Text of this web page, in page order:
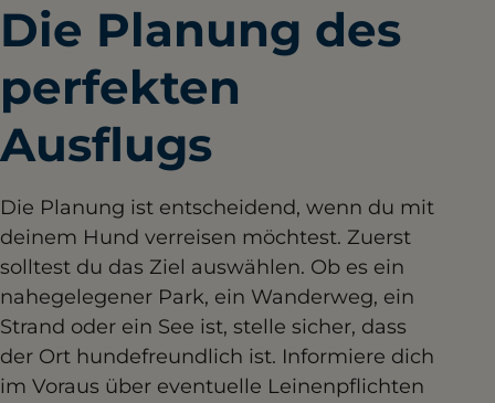
Die Planung des
perfekten
Ausflugs
Die Planung ist entscheidend, wenn du mit
deinem Hund verreisen möchtest. Zuerst
solltest du das Ziel auswählen. Ob es ein
nahegelegener Park, ein Wanderweg, ein
Strand oder ein See ist, stelle sicher, dass
der Ort hundefreundlich ist. Informiere dich
im Voraus über eventuelle Leinenpflichten